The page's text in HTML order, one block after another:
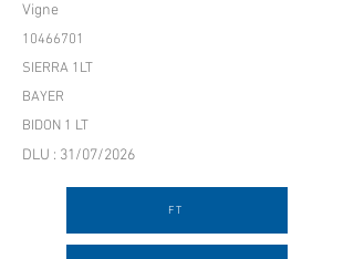
Vigne
10466701
SIERRA 1LT
BAYER
BIDON 1 LT
DLU : 31/07/2026
FT